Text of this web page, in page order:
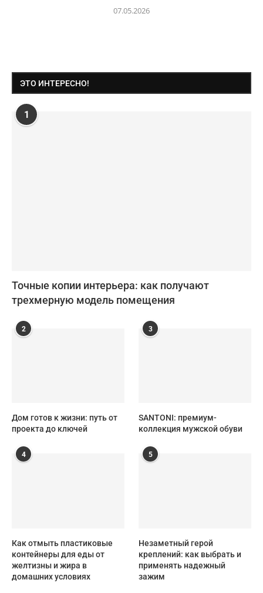
07.05.2026
ЭТО ИНТЕРЕСНО!
1
Точные копии интерьера: как получают
трехмерную модель помещения
2
Дом готов к жизни: путь от
проекта до ключей
3
SANTONI: премиум-
коллекция мужской обуви
4
Как отмыть пластиковые
контейнеры для еды от
желтизны и жира в
домашних условиях
5
Незаметный герой
креплений: как выбрать и
применять надежный
зажим